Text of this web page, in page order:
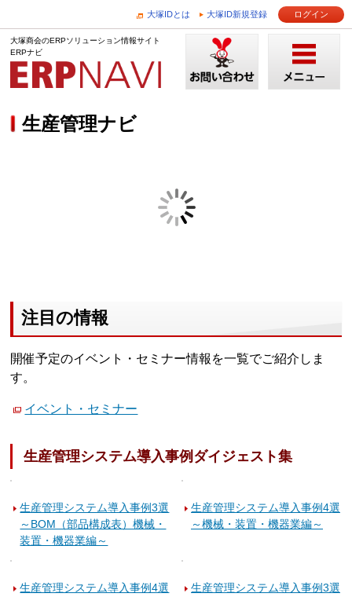
大塚IDとは 大塚ID新規登録 ログイン
大塚商会のERPソリューション情報サイト
ERPナビ
生産管理ナビ
注目の情報
開催予定のイベント・セミナー情報を一覧でご紹介しま
す。
イベント・セミナー
生産管理システム導入事例ダイジェスト集
生産管理システム導入事例3選
～BOM（部品構成表）機械・
装置・機器業編～
生産管理システム導入事例4選
～機械・装置・機器業編～
生産管理システム導入事例4選
生産管理システム導入事例3選